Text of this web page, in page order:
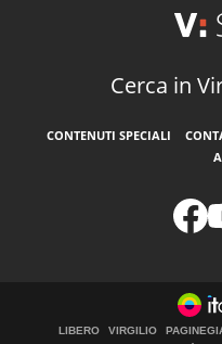
Cerca in
CONTENUTI SPECIALI
LIBERO VIRGILIO